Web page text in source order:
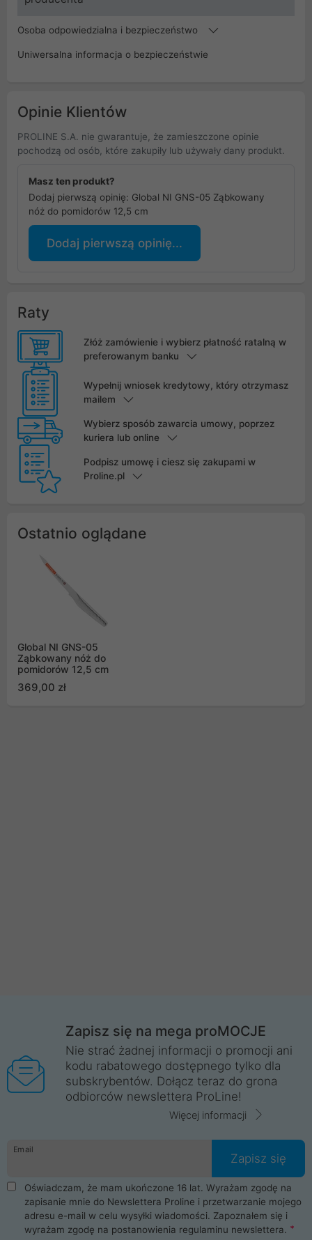
Osoba odpowiedzialna i bezpieczeństwo
Uniwersalna informacja o bezpieczeństwie
Opinie Klientów
PROLINE S.A. nie gwarantuje, że zamieszczone opinie
pochodzą od osób, które zakupiły lub używały dany produkt.
Masz ten produkt?
Dodaj pierwszą opinię: Global NI GNS-05 Ząbkowany
nóż do pomidorów 12,5 cm
Dodaj pierwszą opinię...
Raty
Złóż zamówienie i wybierz płatność ratalną w
preferowanym banku
Wypełnij wniosek kredytowy, który otrzymasz
mailem
Wybierz sposób zawarcia umowy, poprzez
kuriera lub online
Podpisz umowę i ciesz się zakupami w
Proline.pl
Ostatnio oglądane
Global NI GNS-05
Ząbkowany nóż do
pomidorów 12,5 cm
369,00 zł
Zapisz się na mega proMOCJE
Nie strać żadnej informacji o promocji ani
kodu rabatowego dostępnego tylko dla
subskrybentów. Dołącz teraz do grona
odbiorców newslettera ProLine!
Więcej informacji
Email
Zapisz się
Oświadczam, że mam ukończone 16 lat. Wyrażam zgodę na
zapisanie mnie do Newslettera Proline i przetwarzanie mojego
adresu e-mail w celu wysyłki wiadomości. Zapoznałem się i
wyrażam zgodę na postanowienia regulaminu newslettera.